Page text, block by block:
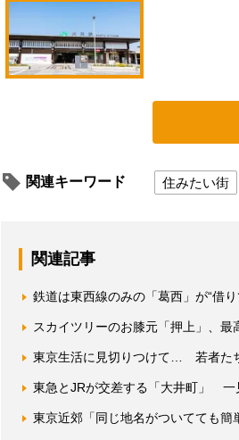
関連キーワード 住みたい街
関連記事
鉄道は東西線のみの「葛西」が“借
スカイツリーのお膝元「押上」、
東京生活に見切りつけて… 若者た
東急とJRが交差する「大井町」 一
東京近郊「同じ地名がついてても